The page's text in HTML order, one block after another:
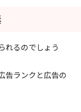
れるのでしょう
告ランクと広告の